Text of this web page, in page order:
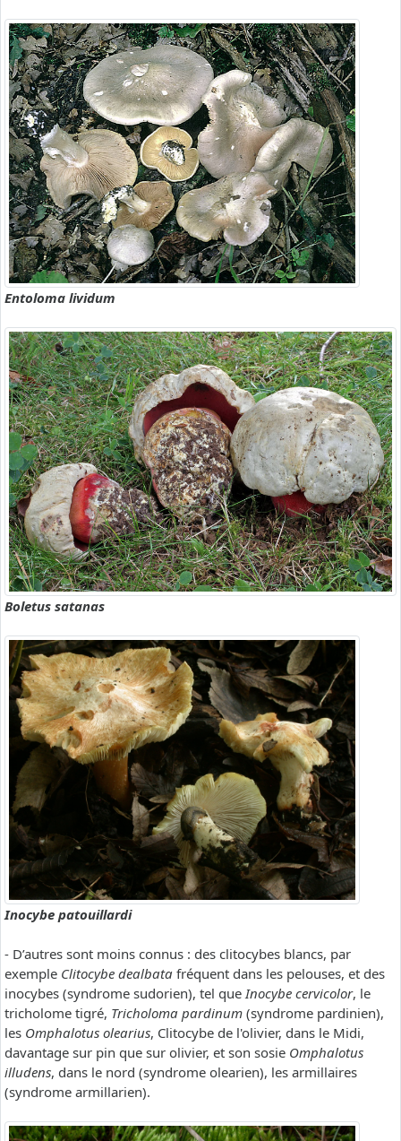
Entoloma lividum
Boletus satanas
Inocybe patouillardi
- D’autres sont moins connus : des clitocybes blancs, par
exemple Clitocybe dealbata fréquent dans les pelouses, et des
inocybes (syndrome sudorien), tel queInocybe cervicolor, le
tricholome tigré, Tricholoma pardinum (syndrome pardinien),
les Omphalotus olearius, Clitocybe de l'olivier, dans le Midi,
davantage sur pin que sur olivier, et son sosie Omphalotus
illudens, dans le nord (syndrome olearien), les armillaires
(syndrome armillarien).